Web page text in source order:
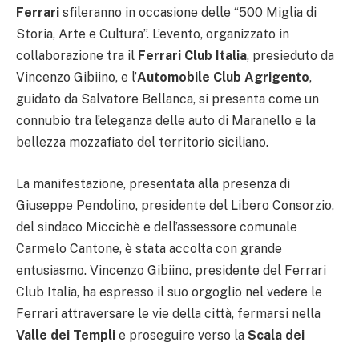
Ferrari sfileranno in occasione delle “500 Miglia di
Storia, Arte e Cultura”. L’evento, organizzato in
collaborazione tra il Ferrari Club Italia, presieduto da
Vincenzo Gibiino, e l’Automobile Club Agrigento,
guidato da Salvatore Bellanca, si presenta come un
connubio tra l’eleganza delle auto di Maranello e la
bellezza mozzafiato del territorio siciliano.
La manifestazione, presentata alla presenza di
Giuseppe Pendolino, presidente del Libero Consorzio,
del sindaco Miccichè e dell’assessore comunale
Carmelo Cantone, è stata accolta con grande
entusiasmo. Vincenzo Gibiino, presidente del Ferrari
Club Italia, ha espresso il suo orgoglio nel vedere le
Ferrari attraversare le vie della città, fermarsi nella
Valle dei Templi e proseguire verso la Scala dei